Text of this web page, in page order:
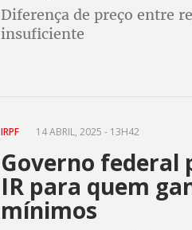
Diferença de preço entre
insuficiente
IRPF 14 ABRIL, 2025 - 13H42
Governo federal
IR para quem
mínimos